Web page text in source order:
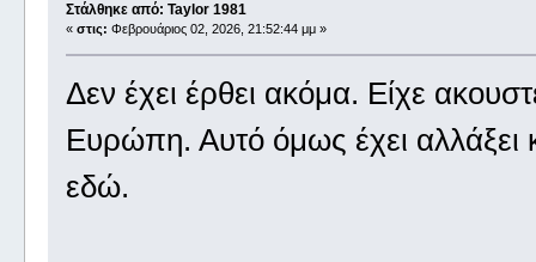
Στάλθηκε από: Taylor 1981
« στις: Φεβρουάριος 02, 2026, 21:52:44 μμ »
Δεν έχει έρθει ακόμα. Είχε
Ευρώπη. Αυτό όμως έχει αλλάξει
εδώ.